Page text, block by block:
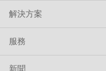
解決方案
服務
新聞